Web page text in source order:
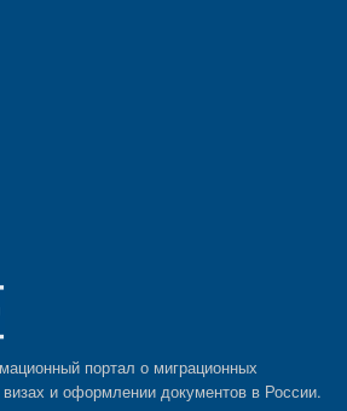
портал о миграционных
и оформлении документов в России.